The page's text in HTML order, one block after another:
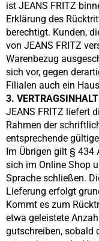
ist JEANS FRITZ
Erklärung des
berechtigt. Kunden,
von JEANS FRITZ
Warenbezug
sich vor, gegen
Filialen auch ein
3.
JEANS FRITZ liefert
Rahmen der
entsprechende
Im Übrigen gilt § 434
sich im Online Shop
Sprache schließen.
Lieferung erfolgt
Kommt es zum
etwa geleistete
gutschreiben, sobald